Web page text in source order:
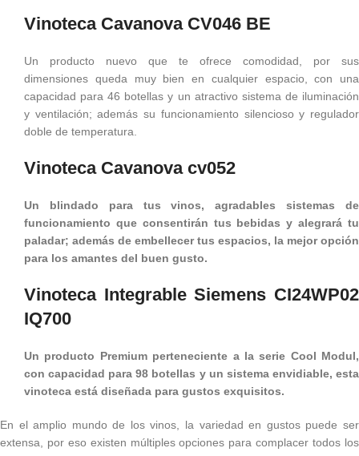
Vinoteca Cavanova CV046 BE
Un producto nuevo que te ofrece comodidad, por sus
dimensiones queda muy bien en cualquier espacio, con una
capacidad para 46 botellas y un atractivo sistema de iluminación
y ventilación; además su funcionamiento silencioso y regulador
doble de temperatura.
Vinoteca Cavanova cv052
Un blindado para tus vinos, agradables sistemas de
funcionamiento que consentirán tus bebidas y alegrará tu
paladar; además de embellecer tus espacios, la mejor opción
para los amantes del buen gusto.
Vinoteca Integrable Siemens CI24WP02
IQ700
Un producto Premium perteneciente a la serie Cool Modul,
con capacidad para 98 botellas y un sistema envidiable, esta
vinoteca está diseñada para gustos exquisitos.
En el amplio mundo de los vinos, la variedad en gustos puede ser
extensa, por eso existen múltiples opciones para complacer todos los